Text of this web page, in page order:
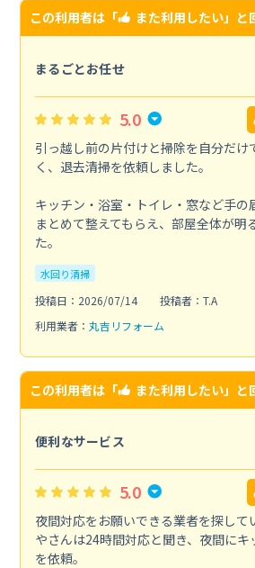
この利用者は「 また利用したい」と
まるごとお任せ
5.0
引っ越し前の片付けと掃除を自分だけ
く、退去清掃を依頼しました。
キッチン・浴室・トイレ・窓など手の
まとめて整えてもらえ、部屋全体が明
た。
水回り清掃
投稿日：2026/07/14
投稿者：T.A
利用業者： 丸吉リフォーム
この利用者は「 また利用したい」と
便利なサービス
5.0
夜間対応をお願いできる業者を探して
やさんは24時間対応と聞き、夜間に
を依頼。